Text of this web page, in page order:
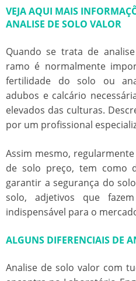
VEJA AQUI MAIS
ANALISE DE SOLO VALOR
Quando se trata de
ramo é normalmente
fertilidade do solo ou
adubos e calcário
elevados das culturas.
por um profissional
Assim mesmo,
de solo preço, tem como
garantir a segurança do
solo, adjetivos que
indispensável para o
ALGUNS DIFERENCIAIS DE
Analise de solo valorcom